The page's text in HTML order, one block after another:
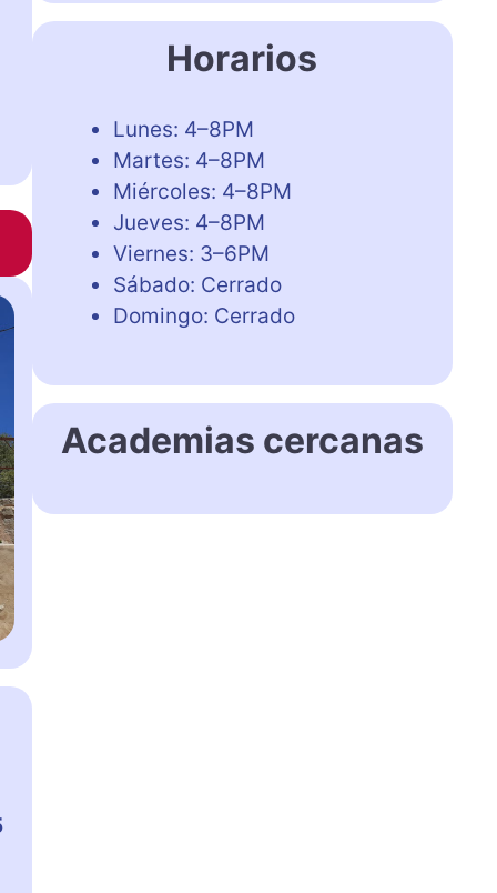
Horarios
Lunes: 4–8PM
Martes: 4–8PM
Miércoles: 4–8PM
Jueves: 4–8PM
Viernes: 3–6PM
Sábado: Cerrado
Domingo: Cerrado
Academias cercanas